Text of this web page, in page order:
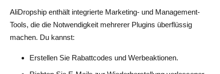
AliDropship enthält integrierte Marketing- und Management-
Tools, die die Notwendigkeit mehrerer Plugins überflüssig
machen. Du kannst:
Erstellen Sie Rabattcodes und Werbeaktionen.